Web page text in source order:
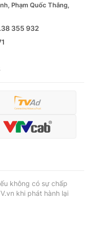
Phạm Quốc Thắng,
355 932
không có sự chấp
khi phát hành lại